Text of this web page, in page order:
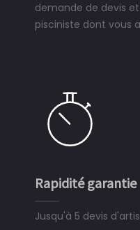
demande de devis
pisciniste dont vous
Rapidité garantie
Jusqu'à 5 devis